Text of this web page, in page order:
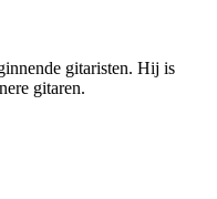
gitaristen. Hij is
gitaren.